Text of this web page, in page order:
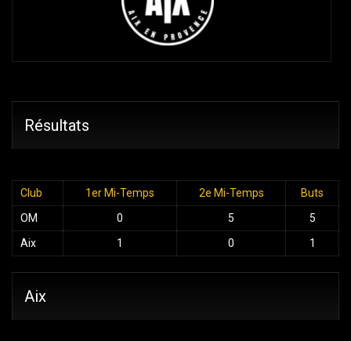
Résultats
Club 1er Mi-Temps 2e Mi-Temps
Buts
OM
0 5
5
Aix
1 0 1
Aix